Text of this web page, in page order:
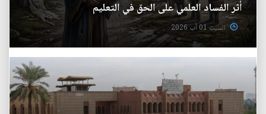
أثر الفساد العلمي على الحق في التعليم
السبت 01 آب 2026